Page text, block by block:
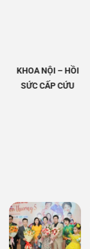
KHOA NỘI – HỒI
SỨC CẤP CỨU